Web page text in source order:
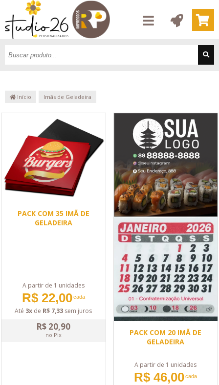
Início Imãs de Geladeira
PACK COM 35 IMÃ DE
GELADEIRA
A partir de 1 unidades
R$ 22,00cada
Até 3x de R$ 7,33 sem juros
R$ 20,90
no Pix
PACK COM 20 IMÃ DE
GELADEIRA
A partir de 1 unidades
R$ 46,00cada